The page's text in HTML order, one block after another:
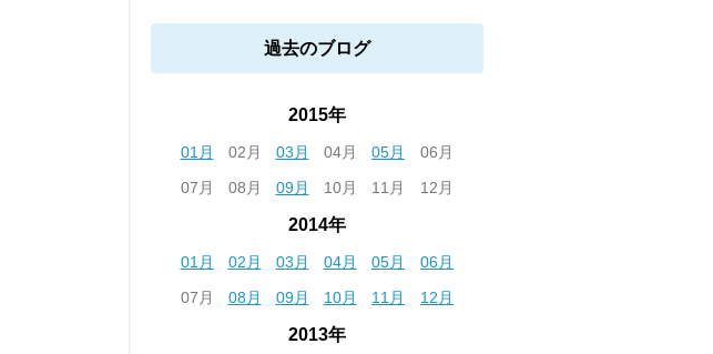
過去のブログ
2015年
01月 02月 03月 04月 05月
06月
07月
08月 09月 10月 11月 12月
2014年
01月 02月 03月 04月 05月
06月
07月
08月 09月 10月 11月 12月
2013年